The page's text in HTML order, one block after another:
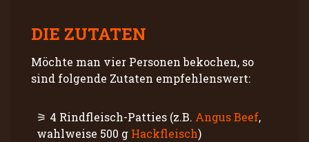
DIE ZUTATEN
Möchte man vier Personen bekochen, so
sind folgende Zutaten empfehlenswert:
4 Rindfleisch-Patties (z.B. Angus Beef,
wahlweise 500 g Hackfleisch)